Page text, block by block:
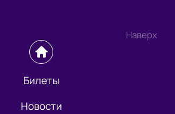
Наверх
Билеты
Новости